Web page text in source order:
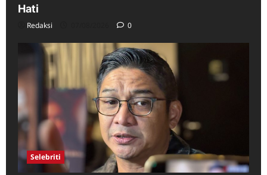
Hati
Redaksi 0
Selebriti